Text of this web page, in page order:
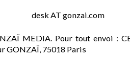
desk AT gonzai.com
MEDIA. Pour tout envoi :
GONZAÏ, 75018 Paris